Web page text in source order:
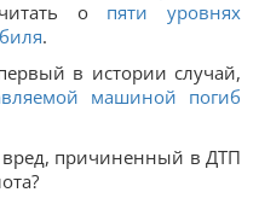
о пяти уровнях
.
в истории случай,
машиной погиб
вред, причиненный в ДТП